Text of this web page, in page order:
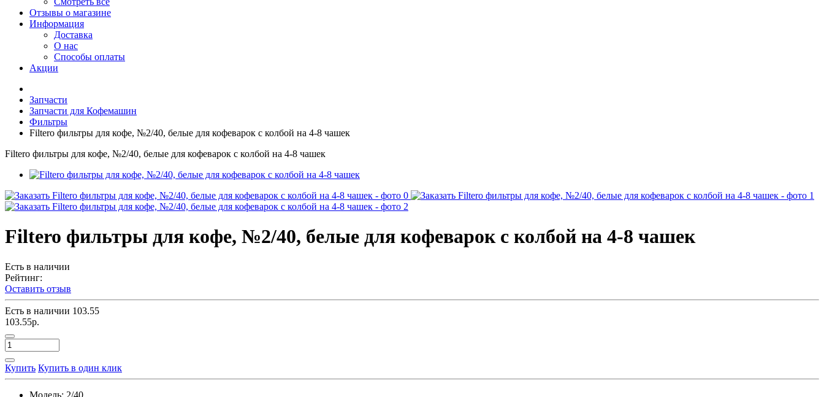
Отзывы о магазине
Информация
Доставка
О нас
Способы оплаты
Акции
Запчасти
Запчасти для Кофемашин
Фильтры
Filtero фильтры для кофе, №2/40, белые для кофеварок с колбой на 4-8 чашек
Filtero фильтры для кофе, №2/40, белые для кофеварок с колбой на 4-8 чашек
Filtero фильтры для кофе, №2/40, белые для кофеварок с колбой на 4-8 чашек
Есть в наличии
Рейтинг:
Оставить отзыв
Есть в наличии 103.55
103.55р.
Купить Купить в один клик
Модель: 2/40